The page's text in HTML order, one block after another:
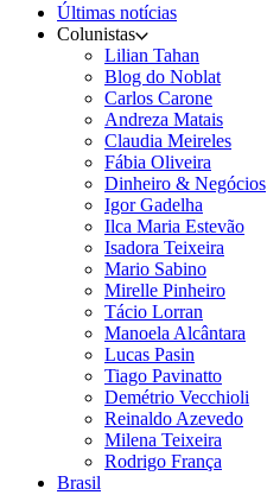
Últimas notícias
Colunistas
Lilian Tahan
Blog do Noblat
Carlos Carone
Andreza Matais
Claudia Meireles
Fábia Oliveira
Dinheiro & Negócios
Igor Gadelha
Ilca Maria Estevão
Isadora Teixeira
Mario Sabino
Mirelle Pinheiro
Tácio Lorran
Manoela Alcântara
Lucas Pasin
Tiago Pavinatto
Demétrio Vecchioli
Reinaldo Azevedo
Milena Teixeira
Rodrigo França
Brasil